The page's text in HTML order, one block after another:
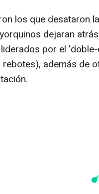
los que desataron
dejaran
por el
además de